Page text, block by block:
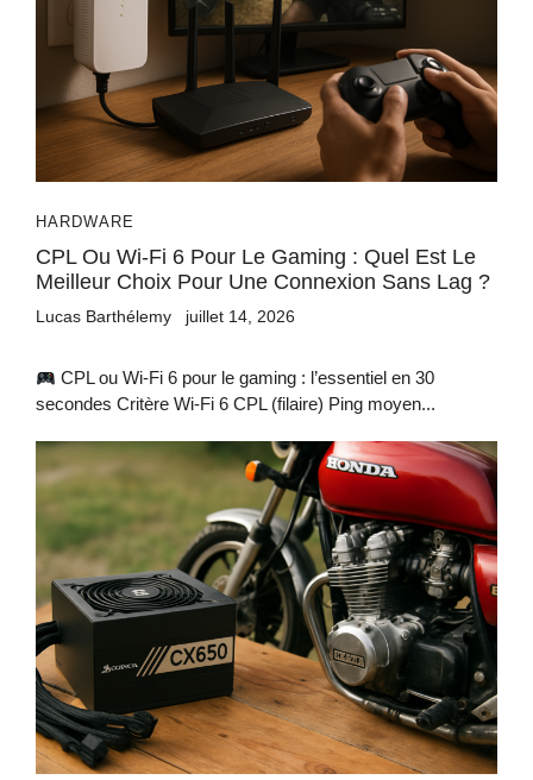
HARDWARE
CPL Ou Wi-Fi 6 Pour Le Gaming : Quel Est Le
Meilleur Choix Pour Une Connexion Sans Lag ?
Lucas Barthélemy juillet 14, 2026
CPL ou Wi‑Fi 6 pour le gaming : l’essentiel en 30
secondes Critère Wi‑Fi 6 CPL (filaire) Ping moyen...